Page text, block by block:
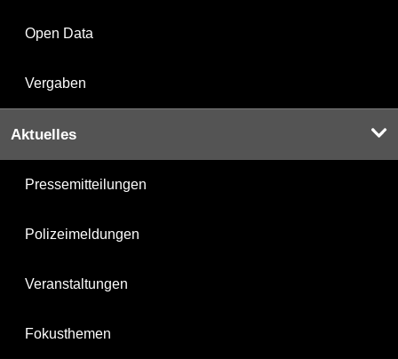
Open Data
Vergaben
Aktuelles
Pressemitteilungen
Polizeimeldungen
Veranstaltungen
Fokusthemen